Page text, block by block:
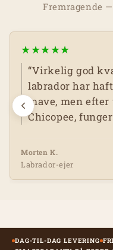
Fremragende
★★★★★
“Virkelig god
labrador har
mave, men
Chicopee,
Morten K.
Labrador-ejer
DAG-TIL-DAG LEVERING